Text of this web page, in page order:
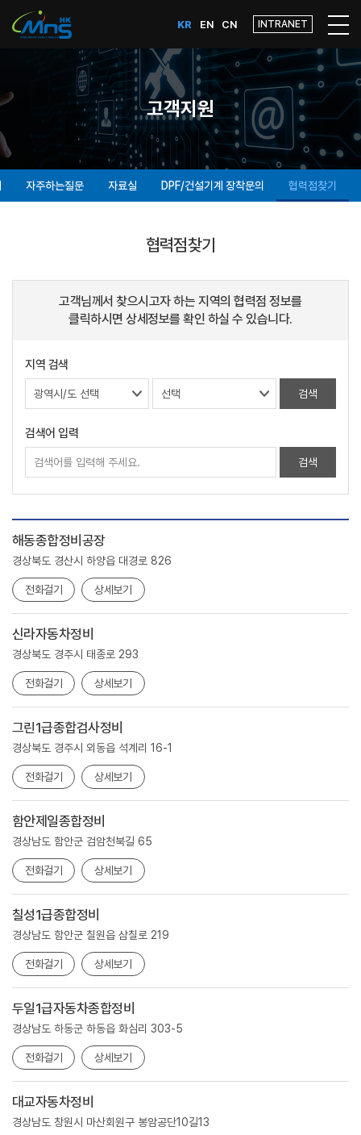
KR EN CN INTRANET
고객지원
자주하는질문 자료실 DPF/건설기계 장착문의 협력점찾기
협력점찾기
고객님께서 찾으시고자 하는 지역의 협력점 정보를
클릭하시면 상세정보를 확인 하실 수 있습니다.
지역 검색
검색어 입력
해동종합정비공장
경상북도 경산시 하양읍 대경로 826
전화걸기 상세보기
신라자동차정비
경상북도 경주시 태종로 293
전화걸기 상세보기
그린1급종합검사정비
경상북도 경주시 외동읍 석계리 16-1
전화걸기 상세보기
함안제일종합정비
경상남도 함안군 검암천북길 65
전화걸기 상세보기
칠성1급종합정비
경상남도 함안군 칠원읍 삼칠로 219
전화걸기 상세보기
두일1급자동차종합정비
경상남도 하동군 하동읍 화심리 303-5
전화걸기 상세보기
대교자동차정비
경상남도 창원시 마산회원구 봉암공단10길13